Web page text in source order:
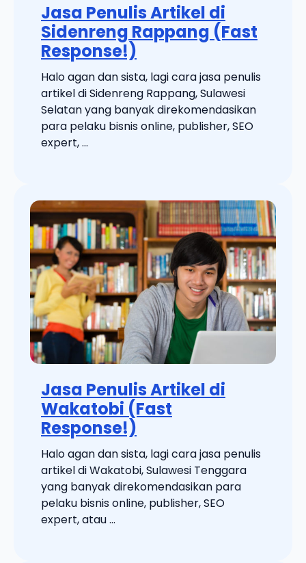
Jasa Penulis Artikel di
Sidenreng Rappang (Fast
Response!)
Halo agan dan sista, lagi cara jasa penulis
artikel di Sidenreng Rappang, Sulawesi
Selatan yang banyak direkomendasikan
para pelaku bisnis online, publisher, SEO
expert, ...
Jasa Penulis Artikel di
Wakatobi (Fast
Response!)
Halo agan dan sista, lagi cara jasa penulis
artikel di Wakatobi, Sulawesi Tenggara
yang banyak direkomendasikan para
pelaku bisnis online, publisher, SEO
expert, atau ...